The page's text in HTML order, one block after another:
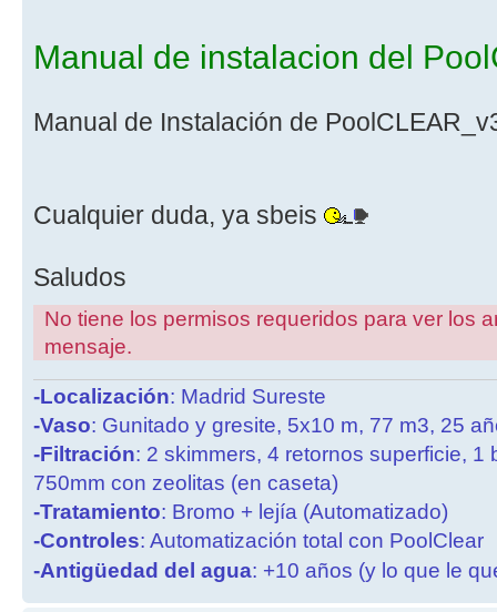
Manual de instalacion del
Manual de Instalación de
Cualquier duda, ya sbeis
Saludos
No tiene los permisos requeridos para ver los
mensaje.
-Localización: Madrid Sureste
-Vaso: Gunitado y gresite, 5x10 m, 77 m3, 25
-Filtración: 2 skimmers, 4 retornos superficie, 1
750mm con zeolitas (en caseta)
-Tratamiento: Bromo + lejía (Automatizado)
-Controles: Automatización total con PoolClear
-Antigüedad del agua: +10 años (y lo que le